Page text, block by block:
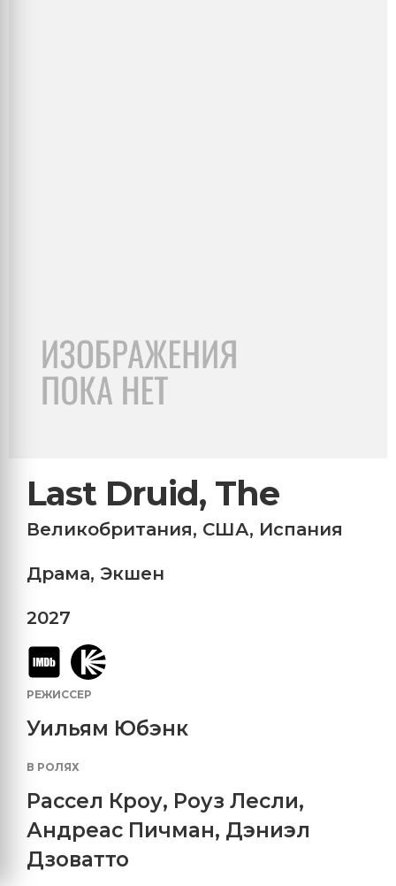
Last Druid, The
Великобритания, США, Испания
Драма, Экшен
2027
РЕЖИССЕР
Уильям Юбэнк
В РОЛЯХ
Рассел Кроу, Роуз Лесли,
Андреас Пичман, Дэниэл
Дзоватто